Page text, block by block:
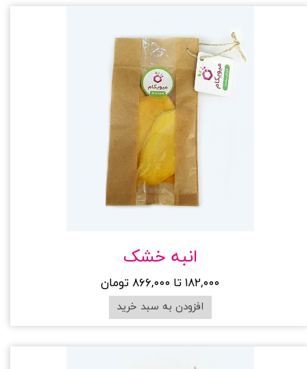
انبه خشک
۱۸۲,۰۰۰ تا ۸۶۶,۰۰۰ تومان
افزودن به سبد خرید